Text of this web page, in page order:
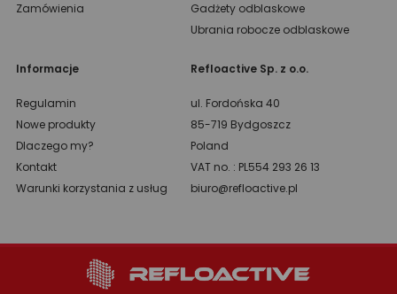
Zamówienia
Gadżety odblaskowe
Ubrania robocze odblaskowe
Informacje
Regulamin
Nowe produkty
Dlaczego my?
Kontakt
Warunki korzystania z usług
Refloactive Sp. z o.o.
ul. Fordońska 40
85-719 Bydgoszcz
Poland
VAT no. : PL554 293 26 13
biuro@refloactive.pl